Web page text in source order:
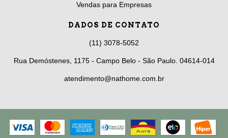
Vendas para Empresas
DADOS DE CONTATO
(11) 3078-5052
Rua Demóstenes, 1175 - Campo Belo - São Paulo. 04614-014
atendimento@nathome.com.br